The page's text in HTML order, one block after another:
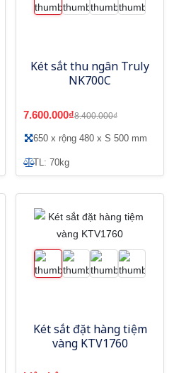
Két sắt thu ngân Truly
NK700C
7.600.000₫8.400.000₫
650 x rộng 480 x S 500 mm
TL: 70kg
Két sắt đặt hàng tiệm
vàng KTV1760